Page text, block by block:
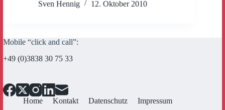
Sven Hennig
12. Oktober 2010
Mobile “click and call”:
+49 (0)3838 30 75 33
Home Kontakt Datenschutz Impressum